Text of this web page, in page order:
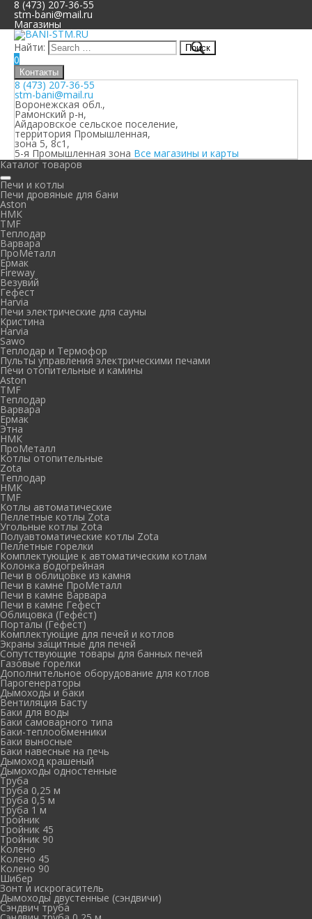
8 (473) 207-36-55
stm-bani@mail.ru
Магазины
Найти:
0
Контакты
8 (473) 207-36-55
stm-bani@mail.ru
Воронежская обл.,
Рамонский р-н,
Айдаровское сельское поселение,
территория Промышленная,
зона 5, 8с1,
5-я Промышленная зона Все магазины и карты
Каталог товаров
Печи и котлы
Печи дровяные для бани
Aston
НМК
TMF
Теплодар
Варвара
ПроМеталл
Ермак
Fireway
Везувий
Гефест
Harvia
Печи электрические для сауны
Кристина
Harvia
Sawo
Теплодар и Термофор
Пульты управления электрическими печами
Печи отопительные и камины
Aston
TMF
Теплодар
Варвара
Ермак
Этна
НМК
ПроМеталл
Котлы отопительные
Zota
Теплодар
НМК
TMF
Котлы автоматические
Пеллетные котлы Zota
Угольные котлы Zota
Полуавтоматические котлы Zota
Пеллетные горелки
Комплектующие к автоматическим котлам
Колонка водогрейная
Печи в облицовке из камня
Печи в камне ПроМеталл
Печи в камне Варвара
Печи в камне Гефест
Облицовка (Гефест)
Порталы (Гефест)
Комплектующие для печей и котлов
Экраны защитные для печей
Сопутствующие товары для банных печей
Газовые горелки
Дополнительное оборудование для котлов
Парогенераторы
Дымоходы и баки
Вентиляция Басту
Баки для воды
Баки самоварного типа
Баки-теплообменники
Баки выносные
Баки навесные на печь
Дымоход крашеный
Дымоходы одностенные
Труба
Труба 0,25 м
Труба 0,5 м
Труба 1 м
Тройник
Тройник 45
Тройник 90
Колено
Колено 45
Колено 90
Шибер
Зонт и искрогаситель
Дымоходы двустенные (сэндвичи)
Сэндвич труба